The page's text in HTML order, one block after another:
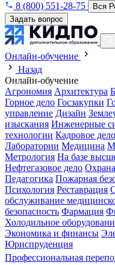
8 (800) 551-28-75
Вся
Задать вопрос
Онлайн-обучение
Назад
Онлайн-обучение
Агрономия Архитектура
Горное дело Госзакупки
управление Дизайн
изыскания Инженерные
технологии Кадровое
Лаборатории Медицина
Метрология На базе
Нефтегазовое дело
Педагогика Пожарная
Психология Реставрация
обслуживание
безопасность Фармация
Холодильное
Экономика и финансы
Юриспруденция
Профессиональная